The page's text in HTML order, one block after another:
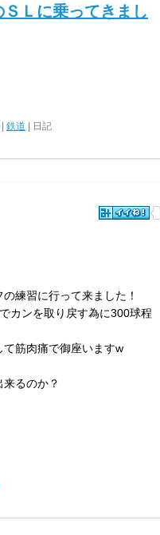
Ｌに乗ってきまし
鉄道 | 日記
練習に行って来ました！
カンを取り戻す為に300球程
筋肉痛で御座いますw
るのか？